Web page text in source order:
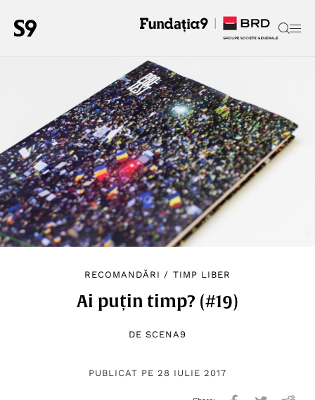
RECOMANDĂRI / TIMP LIBER
Ai puțin timp? (#19)
DE SCENA9
PUBLICAT PE 28 IULIE 2017